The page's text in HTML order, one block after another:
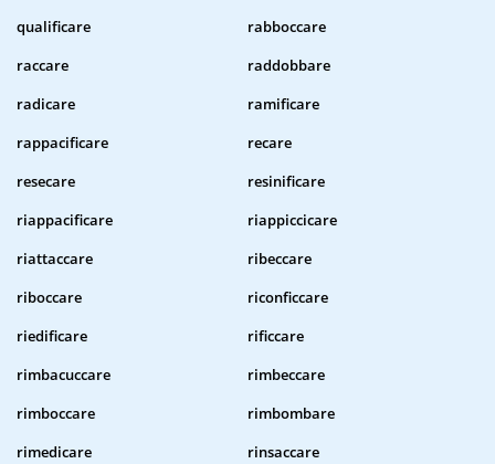
qualificare
rabboccare
raccare
raddobbare
radicare
ramificare
rappacificare
recare
resecare
resinificare
riappacificare
riappiccicare
riattaccare
ribeccare
riboccare
riconficcare
riedificare
rificcare
rimbacuccare
rimbeccare
rimboccare
rimbombare
rimedicare
rinsaccare